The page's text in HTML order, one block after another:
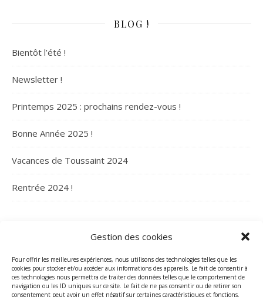
Gestion des cookies
Pour offrir les meilleures expériences, nous utilisons des technologies telles que les
cookies pour stocker et/ou accéder aux informations des appareils. Le fait de consentir à
ces technologies nous permettra de traiter des données telles que le comportement de
navigation ou les ID uniques sur ce site. Le fait de ne pas consentir ou de retirer son
consentement peut avoir un effet négatif sur certaines caractéristiques et fonctions.
BLOG !
Bientôt l’été !
Newsletter !
Printemps 2025 : prochains rendez-vous !
Bonne Année 2025 !
Vacances de Toussaint 2024
Rentrée 2024 !
ARCHIVES
Archives